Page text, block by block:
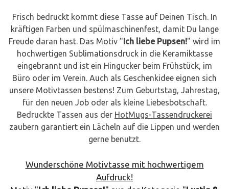
Frisch bedruckt kommt diese Tasse auf Deinen Tisch. In
kräftigen Farben und spülmaschinenfest, damit Du lange
Freude daran hast. Das Motiv " Ich liebe Pupsen!" wird im
hochwertigen Sublimationsdruck in die Keramiktasse
eingebrannt und ist ein Hingucker beim Frühstück, im
Büro oder im Verein. Auch als Geschenkidee eignen sich
unsere Motivtassen bestens! Zum Geburtstag, Jahrestag,
für den neuen Job oder als kleine Liebesbotschaft.
Bedruckte Tassen aus der HotMugs-Tassendruckerei
zaubern garantiert ein Lächeln auf die Lippen und werden
gerne benutzt.
Wunderschöne Motivtasse mit hochwertigem
Aufdruck!